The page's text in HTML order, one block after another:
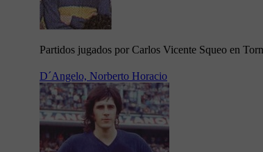
Partidos jugados por Carlos Vicente Squeo en
D´Angelo, Norberto Horacio